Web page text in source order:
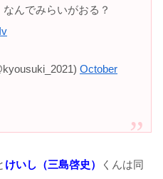
んでみらいがおる？
October
けいし（三島啓史）
くんは同